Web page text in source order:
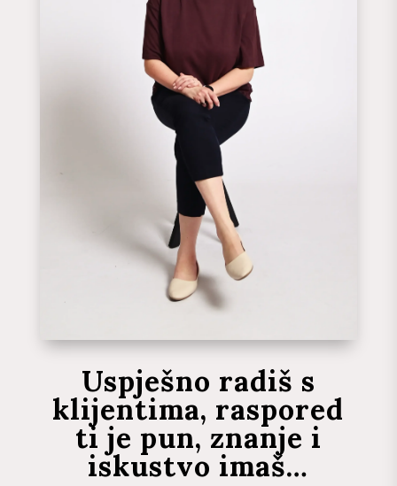
Uspješno radiš s
klijentima, raspored
ti je pun, znanje i
iskustvo imaš…